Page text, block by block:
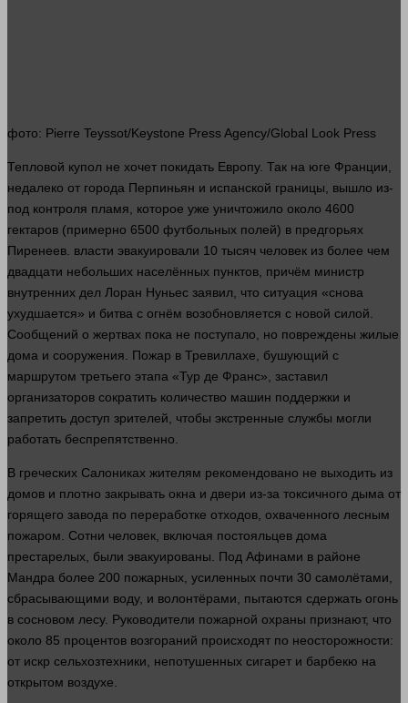
фото: Pierre Teyssot/Keystone Press Agency/Global Look Press
Тепловой купол не хочет покидать Европу. Так на юге Франции,
недалеко от города Перпиньян и испанской границы, вышло из-
под контроля пламя, которое уже уничтожило около 4600
гектаров (примерно 6500 футбольных полей) в предгорьях
Пиренеев. власти эвакуировали 10 тысяч человек из более чем
двадцати небольших населённых пунктов, причём министр
внутренних дел Лоран Нуньес заявил, что ситуация «снова
ухудшается» и битва с огнём возобновляется с новой силой.
Сообщений о жертвах пока не поступало, но повреждены жилые
дома и сооружения. Пожар в Тревиллахе, бушующий с
маршрутом третьего этапа «Тур де Франс», заставил
организаторов сократить количество машин поддержки и
запретить доступ зрителей, чтобы экстренные службы могли
работать беспрепятственно.
В греческих Салониках жителям рекомендовано не выходить из
домов и плотно закрывать окна и двери из-за токсичного дыма от
горящего завода по переработке отходов, охваченного лесным
пожаром. Сотни человек , включая постояльцев дома
престарелых, были эвакуированы. Под Афинами в районе
Мандра более 200 пожарных, усиленных почти 30 самолётами,
сбрасывающими воду, и волонтёрами, пытаются сдержать огонь
в сосновом лесу. Руководители пожарной охраны признают, что
около 85 процентов возгораний происходят по неосторожности:
от искр сельхозтехники, непотушенных сигарет и барбекю на
открытом воздухе.